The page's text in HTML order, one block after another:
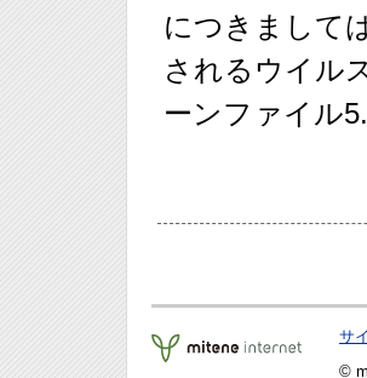
につきまして
されるウイル
ーンファイル
サ
©